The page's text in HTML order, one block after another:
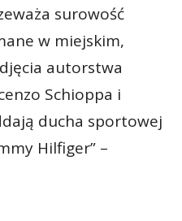
surowość
w miejskim,
autorstwa
Schioppa i
ducha sportowej
Hilfiger” –